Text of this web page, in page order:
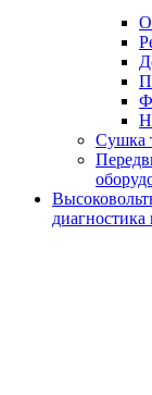
Сушка
диагностика